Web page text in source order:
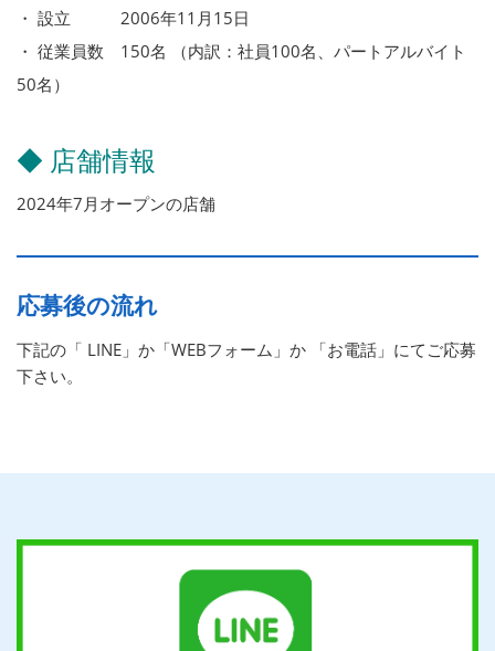
・ 設立 2006年11月15日
・ 従業員数 150名 （内訳：社員100名、パートアルバイト
50名）
◆ 店舗情報
2024年7月オープンの店舗
応募後の流れ
下記の「 LINE」か「WEBフォーム」か 「お電話」にてご応募
下さい。